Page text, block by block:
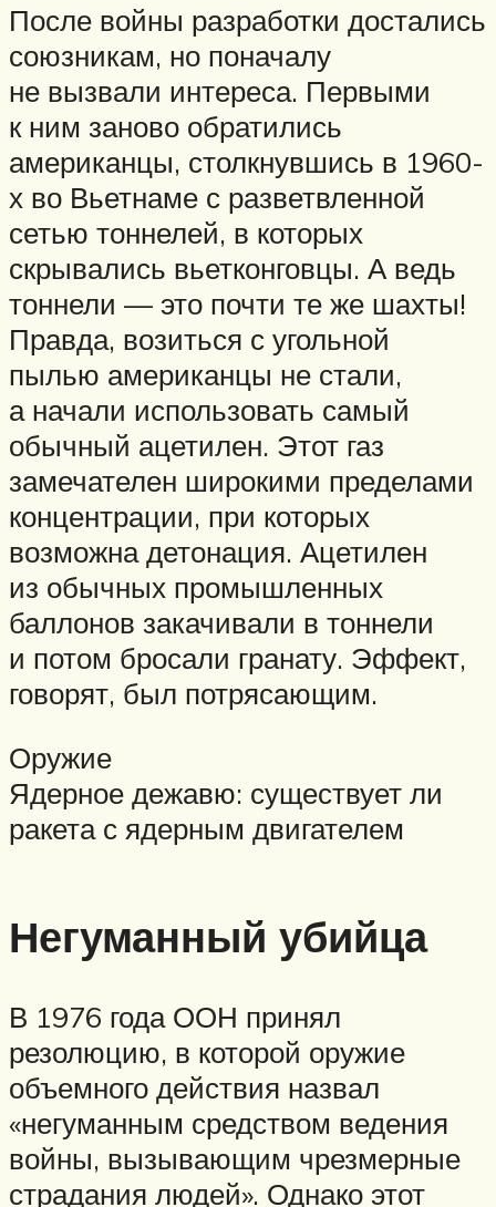
После войны разработки достались
союзникам, но поначалу
не вызвали интереса. Первыми
к ним заново обратились
американцы, столкнувшись в 1960-
х во Вьетнаме с разветвленной
сетью тоннелей, в которых
скрывались вьетконговцы. А ведь
тоннели — это почти те же шахты!
Правда, возиться с угольной
пылью американцы не стали,
а начали использовать самый
обычный ацетилен. Этот газ
замечателен широкими пределами
концентрации, при которых
возможна детонация. Ацетилен
из обычных промышленных
баллонов закачивали в тоннели
и потом бросали гранату. Эффект,
говорят, был потрясающим.
Оружие
Ядерное дежавю: существует ли
ракета с ядерным двигателем
Негуманный убийца
В 1976 года ООН принял
резолюцию, в которой оружие
объемного действия назвал
«негуманным средством ведения
войны, вызывающим чрезмерные
страдания людей». Однако этот